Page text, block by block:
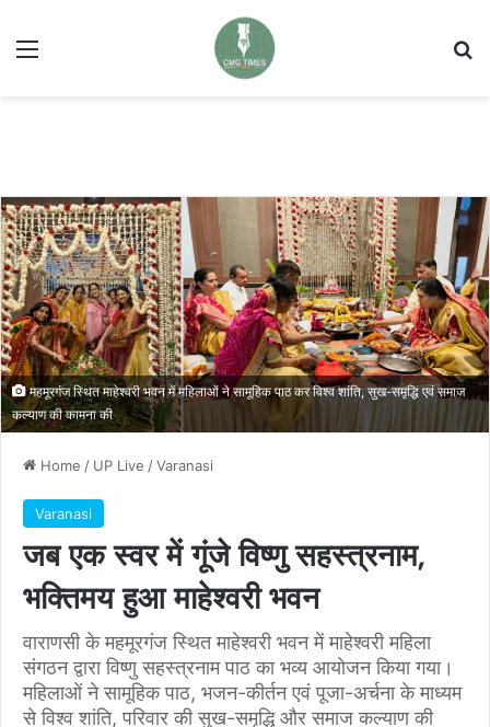
Menu
महमूरगंज स्थित माहेश्वरी भवन में महिलाओं ने सामूहिक पाठ कर विश्व शांति, सुख-समृद्धि एवं समाज
कल्याण की कामना की
Home / UP Live /Varanasi
Varanasi
जब एक स्वर में गूंजे विष्णु सहस्त्रनाम,
भक्तिमय हुआ माहेश्वरी भवन
वाराणसी के महमूरगंज स्थित माहेश्वरी भवन में माहेश्वरी महिला
संगठन द्वारा विष्णु सहस्त्रनाम पाठ का भव्य आयोजन किया गया।
महिलाओं ने सामूहिक पाठ, भजन-कीर्तन एवं पूजा-अर्चना के माध्यम
से विश्व शांति, परिवार की सुख-समृद्धि और समाज कल्याण की